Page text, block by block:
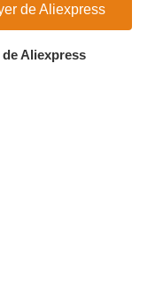
de Aliexpress
Aliexpress